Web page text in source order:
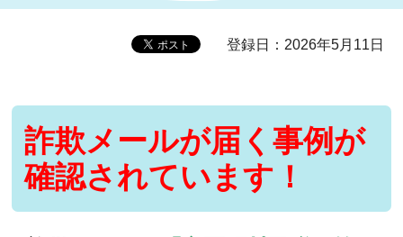
登録日：2026年5月11日
詐欺メールが届く事例が
確認されています！